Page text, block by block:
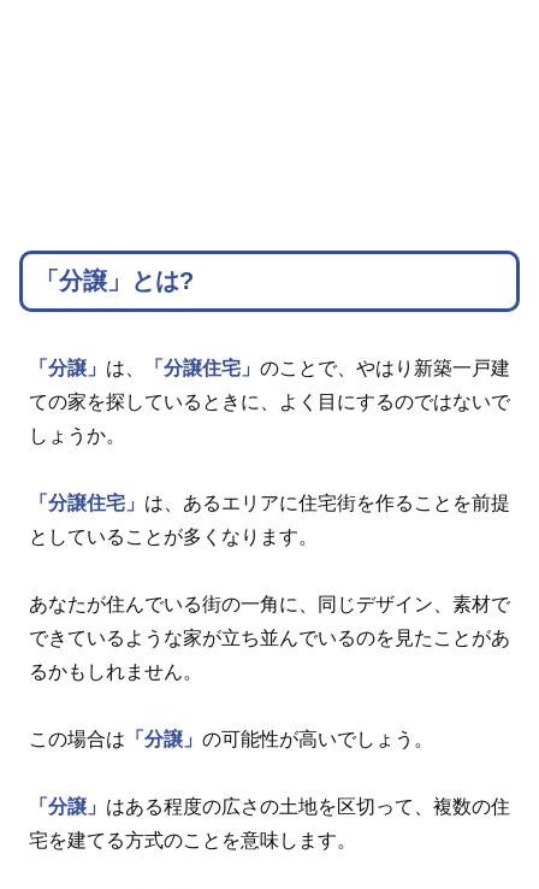
「分譲」とは?
「分譲」 は、 「分譲住宅」 のことで、やはり新築一戸建
ての家を探しているときに、よく目にするのではないで
しょうか。
「分譲住宅」 は、あるエリアに住宅街を作ることを前提
としていることが多くなります。
あなたが住んでいる街の一角に、同じデザイン、素材で
できているような家が立ち並んでいるのを見たことがあ
るかもしれません。
この場合は 「分譲」 の可能性が高いでしょう。
「分譲」 はある程度の広さの土地を区切って、複数の住
宅を建てる方式のことを意味します。